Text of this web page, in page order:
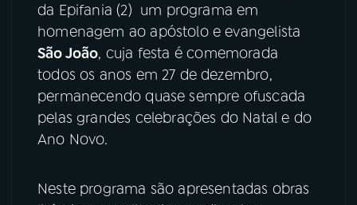
08PRÊMIO RÁDIO MEC
ACOMPANHE A RÁDIO MEC
YouTube Facebook
Instagram
TikTok
da Epifania (2) um programa em
homenagem ao apóstolo e evangelista
São João, cuja festa é comemorada
todos os anos em 27 de dezembro,
permanecendo quase sempre ofuscada
pelas grandes celebrações do Natal e do
Ano Novo.
Neste programa são apresentadas obras